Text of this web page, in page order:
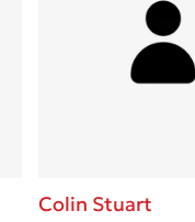
Colin Stuart